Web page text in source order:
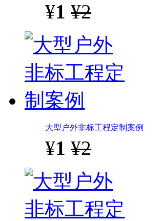
¥1 ¥2
大型户外非标工程定制案例
¥1 ¥2